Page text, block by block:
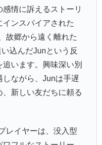
情に訴えるストーリ
ンスパイアされた
故郷から遠く離れた
込んだJunという反
います。興味深い別
ながら、Junは手遅
新しい友だちに頼る
レイヤーは、没入型